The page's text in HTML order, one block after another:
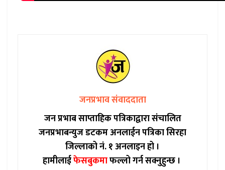
जनप्रभाव संवाददाता
जन प्रभाब साप्ताहिक पत्रिकाद्वारा संचालित
जनप्रभाबन्युज डटकम अनलाईन पत्रिका सिरहा
जिल्लाको नं. १ अनलाइन हो ।
हामीलाईफेसबुकमाफल्लो गर्न सक्नुहुन्छ ।